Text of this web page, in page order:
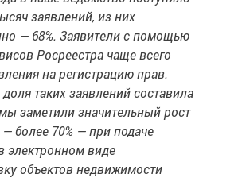
заявлений, из них
— 68%. Заявители с помощью
Росреестра чаще всего
на регистрацию прав.
таких заявлений составила
заметили значительный рост
более 70% — при подаче
электронном виде
объектов недвижимости